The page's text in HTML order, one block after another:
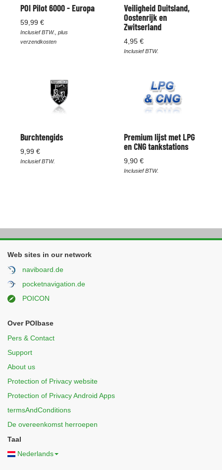
POI Pilot 6000 - Europa
59,99 €
Inclusief BTW., plus
verzendkosten
Veiligheid Duitsland,
Oostenrijk en
Zwitserland
4,95 €
Inclusief BTW.
Burchtengids
9,99 €
Inclusief BTW.
Premium lijst met LPG
en CNG tankstations
9,90 €
Inclusief BTW.
Web sites in our network
naviboard.de
pocketnavigation.de
POICON
Over POIbase
Pers & Contact
Support
About us
Protection of Privacy website
Protection of Privacy Android Apps
termsAndConditions
De overeenkomst herroepen
Taal
Nederlands